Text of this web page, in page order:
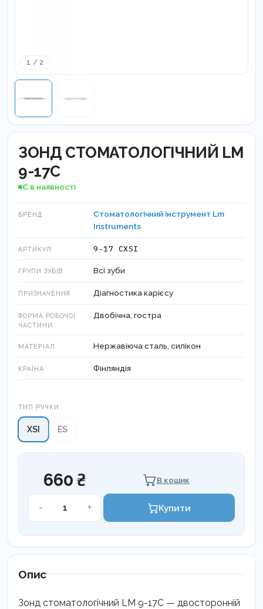
1 / 2
ЗОНД СТОМАТОЛОГІЧНИЙ LM
9-17C
Є в наявності
БРЕНД
Стоматологічний інструмент Lm
Instruments
АРТИКУЛ 9-17 CXSI
ГРУПИ ЗУБІВ Всі зуби
ПРИЗНАЧЕННЯ Діагностика карієсу
ФОРМА РОБОЧОЇ
ЧАСТИНИ
Двобічна, гостра
МАТЕРІАЛ Нержавіюча сталь, силікон
КРАЇНА Фінляндія
ТИП РУЧКИ
XSI ES
660 ₴ В кошик
-
ЗОНД
СТОМАТОЛОГІЧНИЙ
17C
кількість
+ Купити
Опис
Зонд стоматологічний LM 9-17C — двосторонній